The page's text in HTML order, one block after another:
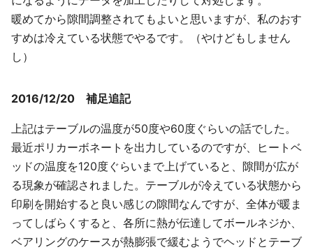
暖めてから隙間調整されてもよいと思いますが、私のおす
すめは冷えている状態でやるです。（やけどもしません
し）
2016/12/20 補足追記
上記はテーブルの温度が50度や60度ぐらいの話でした。
最近ポリカーボネートを出力しているのですが、ヒートベ
ッドの温度を120度ぐらいまで上げていると、隙間が広が
る現象が確認されました。テーブルが冷えている状態から
印刷を開始すると良い感じの隙間なんですが、全体が暖ま
ってしばらくすると、各所に熱が伝達してボールネジか、
ベアリングのケースが熱膨張で緩むようでヘッドとテーブ